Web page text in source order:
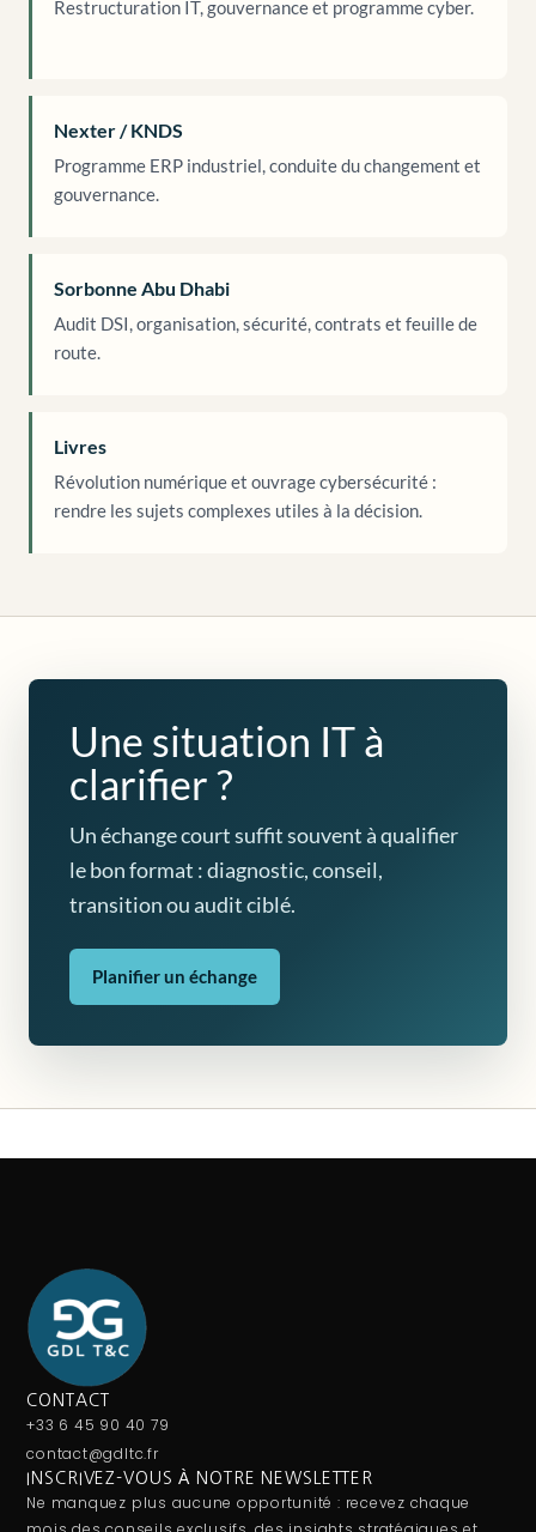
Restructuration IT, gouvernance et programme cyber.
Nexter / KNDS
Programme ERP industriel, conduite du changement et
gouvernance.
Sorbonne Abu Dhabi
Audit DSI, organisation, sécurité, contrats et feuille de
route.
Livres
Révolution numérique et ouvrage cybersécurité :
rendre les sujets complexes utiles à la décision.
Une situation IT à
clarifier ?
Un échange court suffit souvent à qualifier
le bon format : diagnostic, conseil,
transition ou audit ciblé.
Planifier un échange
CONTACT
+33 6 45 90 40 79
contact@gdltc.fr
INSCRIVEZ-VOUS À NOTRE NEWSLETTER
Ne manquez plus aucune opportunité : recevez chaque